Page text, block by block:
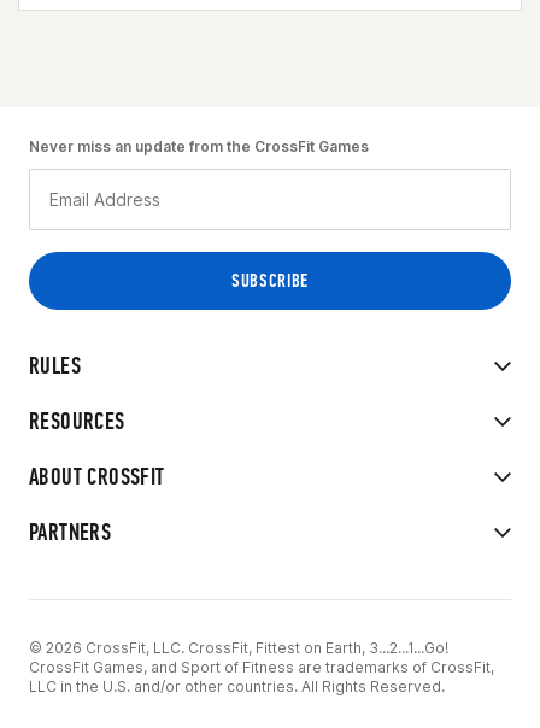
RULES
RESOURCES
ABOUT CROSSFIT
PARTNERS
Never miss an update from the CrossFit Games
© 2026 CrossFit, LLC. CrossFit, Fittest on Earth, 3...2...1...Go!
CrossFit Games, and Sport of Fitness are trademarks of CrossFit,
LLC in the U.S. and/or other countries. All Rights Reserved.